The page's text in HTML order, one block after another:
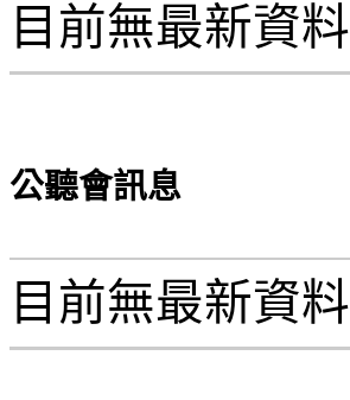
目前無最新資料
公聽會訊息
目前無最新資料